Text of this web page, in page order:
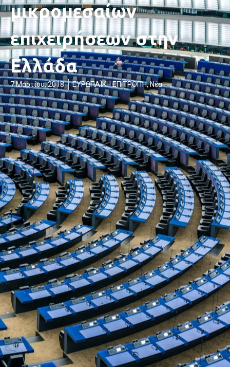
μικρομεσαίων
επιχειρήσεων στην
Ελλάδα
7 Μαρτίου, 2018 ΕΥΡΩΠΑΪΚΗ ΕΠΙΤΡΟΠΉ,Νέα